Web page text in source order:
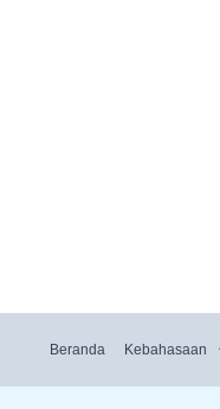
Beranda Kebahasaan